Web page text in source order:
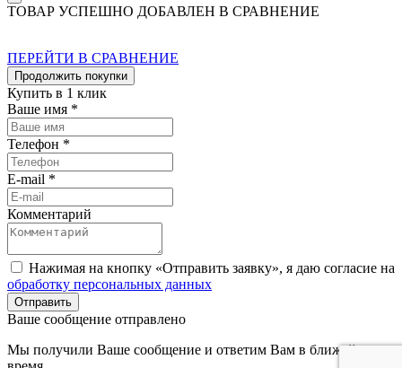
ТОВАР УСПЕШНО ДОБАВЛЕН В СРАВНЕНИЕ
ПЕРЕЙТИ В СРАВНЕНИЕ
Продолжить покупки
Купить в 1 клик
Ваше имя *
Телефон *
E-mail *
Комментарий
Нажимая на кнопку «Отправить заявку», я даю согласие на
обработку персональных данных
Отправить
Ваше сообщение отправлено
Мы получили Ваше сообщение и ответим Вам в ближайшее